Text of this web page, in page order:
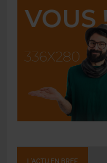
L'ACTU EN BREF